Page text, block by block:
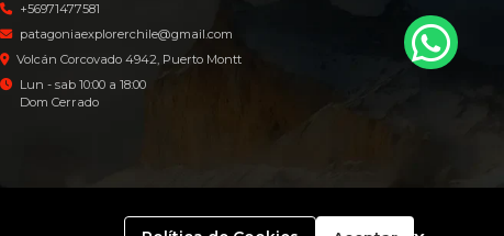
+56971477581
patagoniaexplorerchile@gmail.com
Volcán Corcovado 4942, Puerto Montt
Lun - sab 10:00 a 18:00
Dom Cerrado